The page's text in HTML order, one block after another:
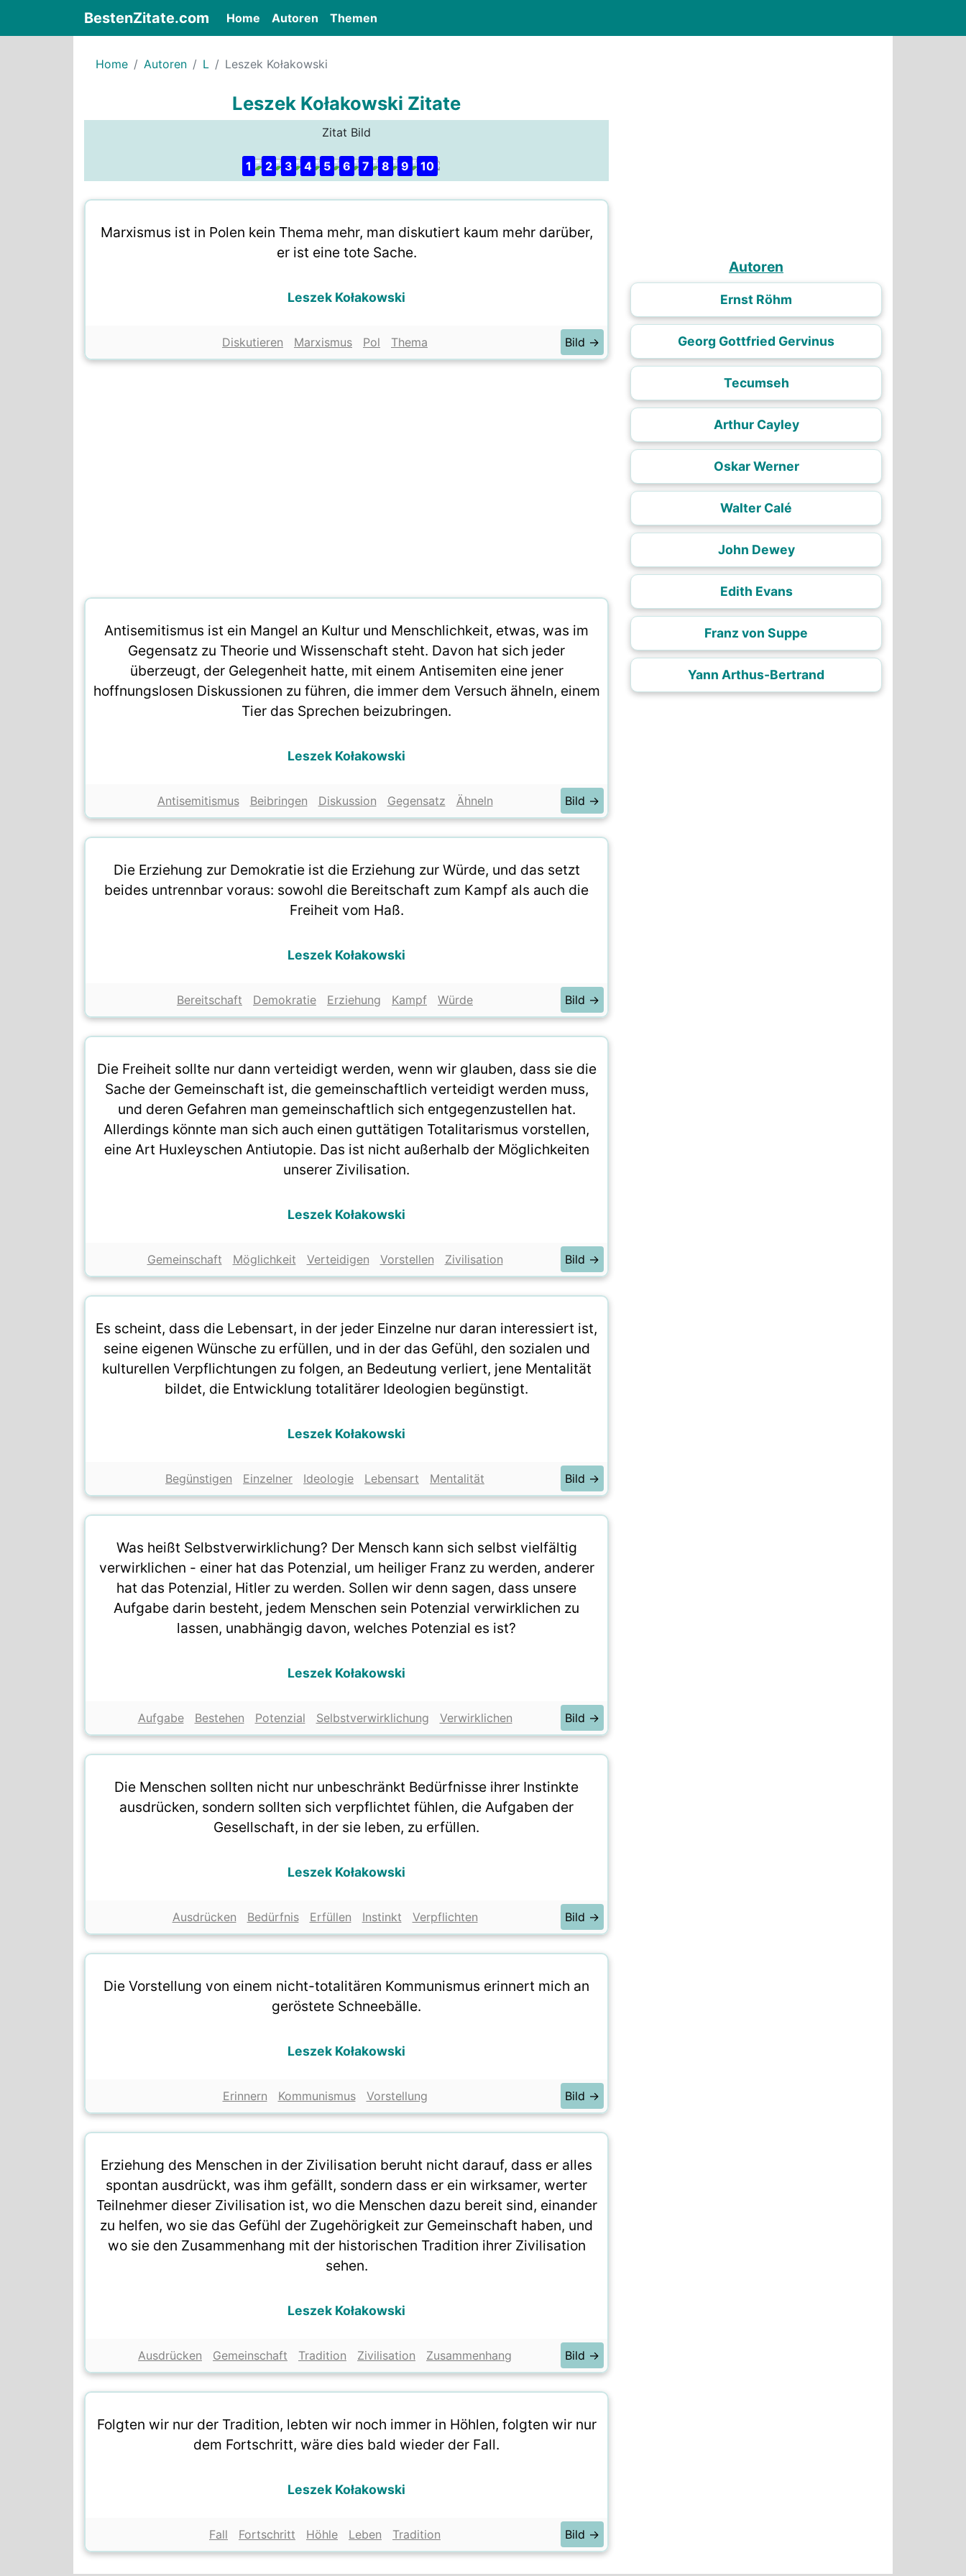
BestenZitate.com Home (current)
Autoren Themen
Home Autoren L Leszek Kołakowski
Leszek Kołakowski Zitate
Zitat Bild
1 2 3 4 5 6 7 8 9 10
Marxismus ist in Polen kein Thema mehr, man diskutiert kaum mehr darüber,
er ist eine tote Sache.
Leszek Kołakowski
Diskutieren Marxismus Pol Thema Bild →
Antisemitismus ist ein Mangel an Kultur und Menschlichkeit, etwas, was im
Gegensatz zu Theorie und Wissenschaft steht. Davon hat sich jeder
überzeugt, der Gelegenheit hatte, mit einem Antisemiten eine jener
hoffnungslosen Diskussionen zu führen, die immer dem Versuch ähneln, einem
Tier das Sprechen beizubringen.
Leszek Kołakowski
Antisemitismus Beibringen Diskussion Gegensatz Ähneln Bild →
Die Erziehung zur Demokratie ist die Erziehung zur Würde, und das setzt
beides untrennbar voraus: sowohl die Bereitschaft zum Kampf als auch die
Freiheit vom Haß.
Leszek Kołakowski
Bereitschaft Demokratie Erziehung Kampf Würde Bild →
Die Freiheit sollte nur dann verteidigt werden, wenn wir glauben, dass sie die
Sache der Gemeinschaft ist, die gemeinschaftlich verteidigt werden muss,
und deren Gefahren man gemeinschaftlich sich entgegenzustellen hat.
Allerdings könnte man sich auch einen guttätigen Totalitarismus vorstellen,
eine Art Huxleyschen Antiutopie. Das ist nicht außerhalb der Möglichkeiten
unserer Zivilisation.
Leszek Kołakowski
Gemeinschaft Möglichkeit Verteidigen Vorstellen Zivilisation Bild →
Es scheint, dass die Lebensart, in der jeder Einzelne nur daran interessiert ist,
seine eigenen Wünsche zu erfüllen, und in der das Gefühl, den sozialen und
kulturellen Verpflichtungen zu folgen, an Bedeutung verliert, jene Mentalität
bildet, die Entwicklung totalitärer Ideologien begünstigt.
Leszek Kołakowski
Begünstigen Einzelner Ideologie Lebensart Mentalität Bild →
Was heißt Selbstverwirklichung? Der Mensch kann sich selbst vielfältig
verwirklichen - einer hat das Potenzial, um heiliger Franz zu werden, anderer
hat das Potenzial, Hitler zu werden. Sollen wir denn sagen, dass unsere
Aufgabe darin besteht, jedem Menschen sein Potenzial verwirklichen zu
lassen, unabhängig davon, welches Potenzial es ist?
Leszek Kołakowski
Aufgabe Bestehen Potenzial Selbstverwirklichung Verwirklichen Bild →
Die Menschen sollten nicht nur unbeschränkt Bedürfnisse ihrer Instinkte
ausdrücken, sondern sollten sich verpflichtet fühlen, die Aufgaben der
Gesellschaft, in der sie leben, zu erfüllen.
Leszek Kołakowski
Ausdrücken Bedürfnis Erfüllen Instinkt Verpflichten Bild →
Die Vorstellung von einem nicht-totalitären Kommunismus erinnert mich an
geröstete Schneebälle.
Leszek Kołakowski
Erinnern Kommunismus Vorstellung Bild →
Erziehung des Menschen in der Zivilisation beruht nicht darauf, dass er alles
spontan ausdrückt, was ihm gefällt, sondern dass er ein wirksamer, werter
Teilnehmer dieser Zivilisation ist, wo die Menschen dazu bereit sind, einander
zu helfen, wo sie das Gefühl der Zugehörigkeit zur Gemeinschaft haben, und
wo sie den Zusammenhang mit der historischen Tradition ihrer Zivilisation
sehen.
Leszek Kołakowski
Ausdrücken Gemeinschaft Tradition Zivilisation Zusammenhang Bild →
Folgten wir nur der Tradition, lebten wir noch immer in Höhlen, folgten wir nur
dem Fortschritt, wäre dies bald wieder der Fall.
Leszek Kołakowski
Fall Fortschritt Höhle Leben Tradition Bild →
Autoren
Ernst Röhm
Georg Gottfried Gervinus
Tecumseh
Arthur Cayley
Oskar Werner
Walter Calé
John Dewey
Edith Evans
Franz von Suppe
Yann Arthus-Bertrand